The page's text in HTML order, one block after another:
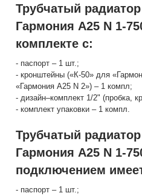
Трубчатый
Гармония А25 N 1-
комплекте с:
- паспорт – 1 шт.;
- кронштейны («К-50» для
«Гармония А25 N 2») – 1 компл;
- дизайн–комплект 1/2" (пробка,
- комплект упаковки – 1 компл.
Трубчатый
Гармония А25 N 1-
подключением
- паспорт – 1 шт.;